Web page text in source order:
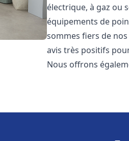
électrique, à gaz ou
équipements de
sommes fiers de
avis très positifs
Nous offrons